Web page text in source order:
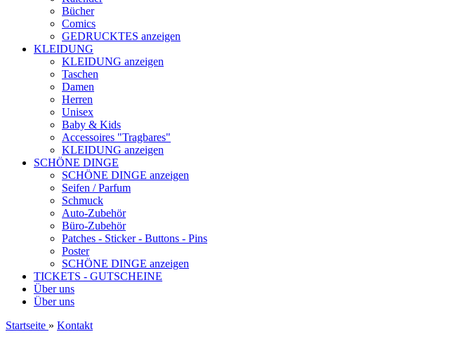
Bücher
Comics
GEDRUCKTES anzeigen
KLEIDUNG
KLEIDUNG anzeigen
Taschen
Damen
Herren
Unisex
Baby & Kids
Accessoires "Tragbares"
KLEIDUNG anzeigen
SCHÖNE DINGE
SCHÖNE DINGE anzeigen
Seifen / Parfum
Schmuck
Auto-Zubehör
Büro-Zubehör
Patches - Sticker - Buttons - Pins
Poster
SCHÖNE DINGE anzeigen
TICKETS - GUTSCHEINE
Über uns
Über uns
Startseite » Kontakt